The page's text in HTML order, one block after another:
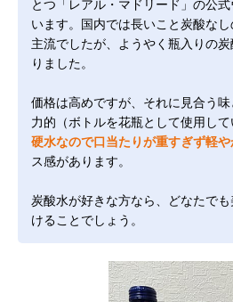
とつ「レアル・マドリード」の公
います。国内では長いこと炭酸な
主流でしたが、ようやく瓶入りの
りました。
価格は高めですが、それに見合う
力的（ボトルを花瓶として使用して
硬水なので口当たりが重すぎず軽
ス感があります。
炭酸水が好きな方なら、どなたで
けることでしょう。